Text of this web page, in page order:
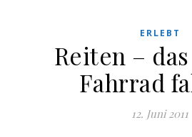
ERLEBT
Reiten –
Fahrrad
12. Juni 2011